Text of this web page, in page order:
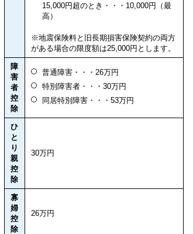
15,000円超のとき・・・10,000円（最
高）
※地震保険料と旧長期損害保険契約の両方
がある場合の限度額は25,000円とします。
障
害
者
控
除
普通障害・・・26万円
特別障害者・・・30万円
同居特別障害・・・53万円
ひ
と
り
親
控
除
30万円
寡
婦
控
除
26万円